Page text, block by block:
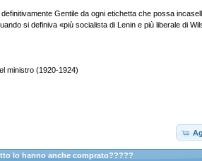
Gentile da ogni etichetta che possa
si definiva «più socialista di Lenin e più liberale di
ministro (1920-1924)
lo hanno anche comprato?????